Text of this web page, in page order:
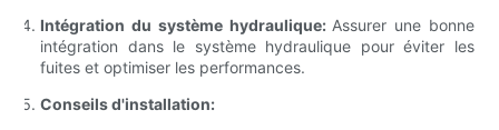
Intégration du système hydraulique: Assurer une bonne
intégration dans le système hydraulique pour éviter les
fuites et optimiser les performances.
Conseils d'installation: